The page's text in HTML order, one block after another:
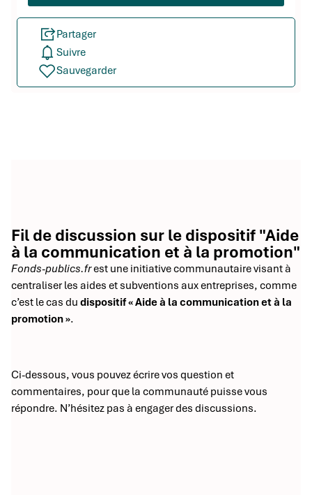
Partager
Suivre
Sauvegarder
Fil de discussion sur le dispositif "Aide
à la communication et à la promotion"
Fonds-publics.frest une initiative communautaire visant à
centraliser les aides et subventions aux entreprises, comme
c’est le cas du dispositif « Aide à la communication et à la
promotion ».
Ci-dessous, vous pouvez écrire vos question et
commentaires, pour que la communauté puisse vous
répondre. N’hésitez pas à engager des discussions.